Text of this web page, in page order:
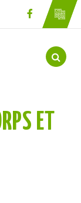
Lien vers le
Aller
ET